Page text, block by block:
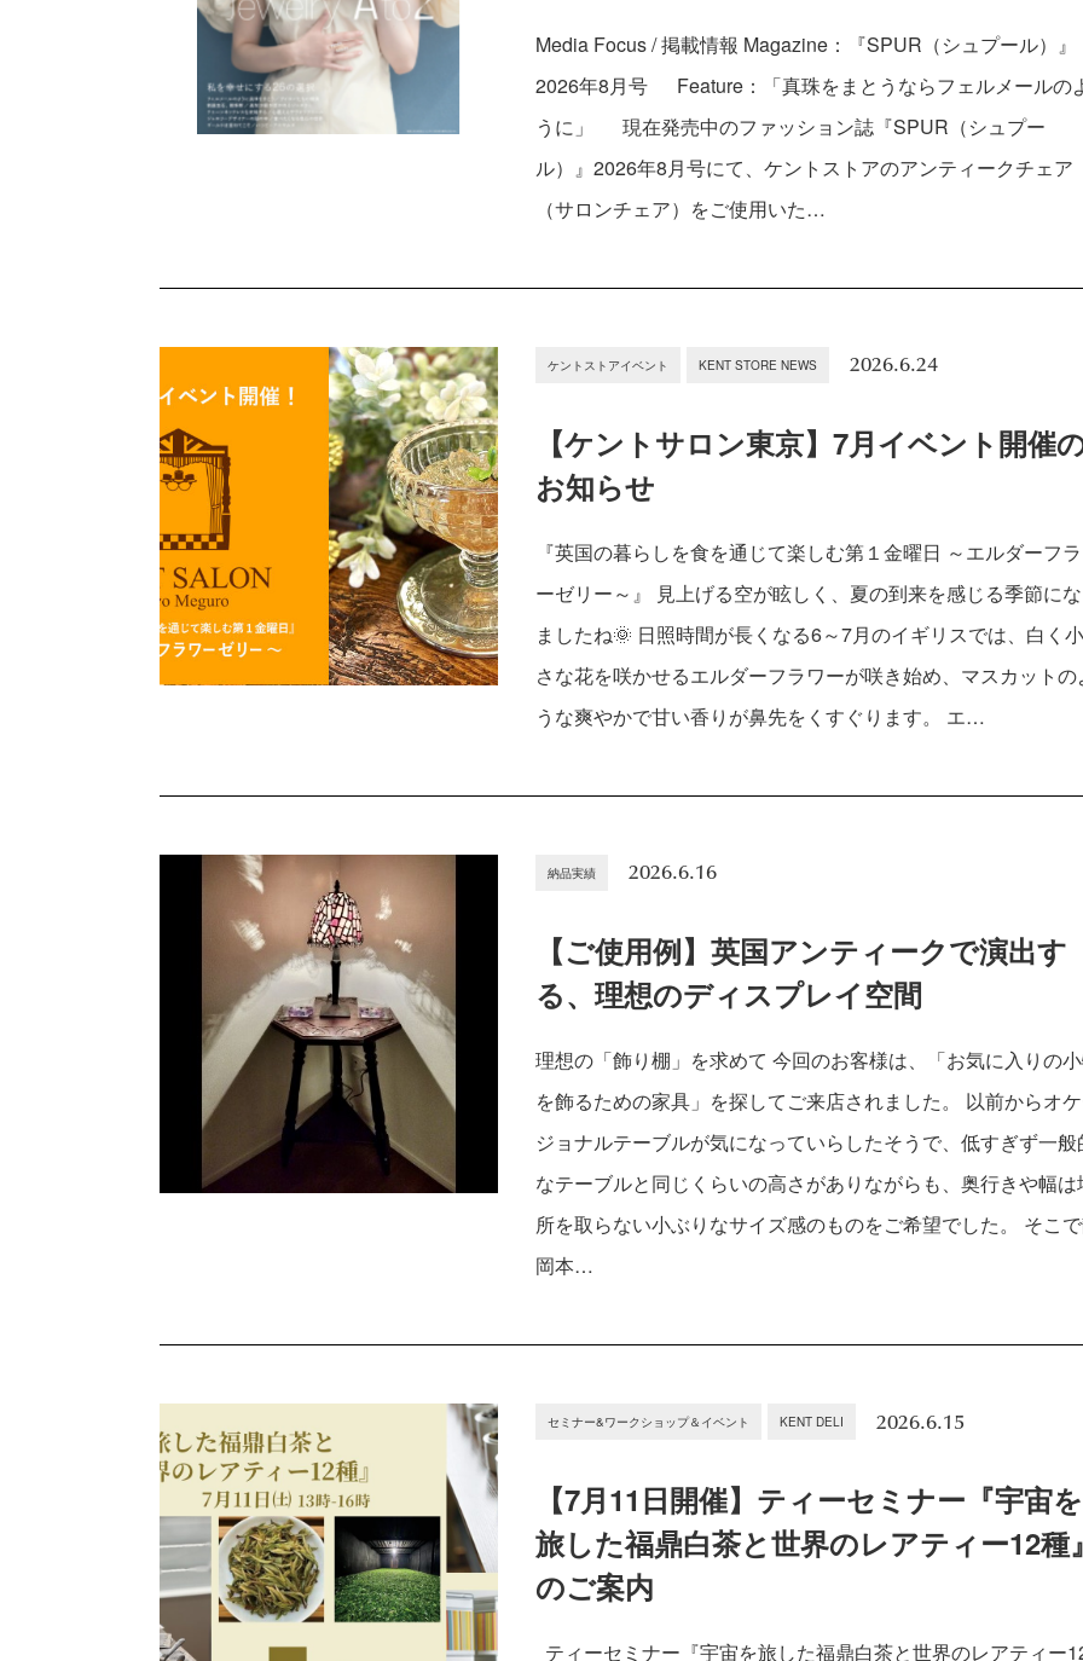
Media Focus / 掲載情報 Magazine：『SPUR（シュプール）』
2026年8月号 Feature：「真珠をまとうならフェルメールの
うに」 現在発売中のファッション誌『SPUR（シュプー
ル）』2026年8月号にて、ケントストアのアンティークチェア
（サロンチェア）をご使用いた…
ケントストアイベント KENT STORE NEWS 2026.6.24
【ケントサロン東京】7月イベント開催
お知らせ
『英国の暮らしを食を通じて楽しむ第１金曜日 ～エルダーフ
ーゼリー～』 見上げる空が眩しく、夏の到来を感じる季節にな
ましたね🌞 日照時間が長くなる6～7月のイギリスでは、白く小
さな花を咲かせるエルダーフラワーが咲き始め、マスカットの
うな爽やかで甘い香りが鼻先をくすぐります。 エ…
納品実績 2026.6.16
【ご使用例】英国アンティークで演出す
る、理想のディスプレイ空間
理想の「飾り棚」を求めて 今回のお客様は、「お気に入りの
を飾るための家具」を探してご来店されました。 以前からオ
ジョナルテーブルが気になっていらしたそうで、低すぎず一般
なテーブルと同じくらいの高さがありながらも、奥行きや幅は
所を取らない小ぶりなサイズ感のものをご希望でした。 そこ
岡本…
セミナー&ワークショップ＆イベント KENT DELI 2026.6.15
【7月11日開催】ティーセミナー『宇宙を
旅した福鼎白茶と世界のレアティー12種』
のご案内
ティーセミナー『宇宙を旅した福鼎白茶と世界のレアティー